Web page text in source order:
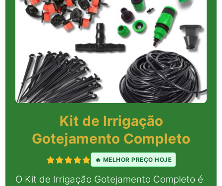
Kit de Irrigação
Gotejamento Completo
🔥 MELHOR PREÇO HOJE
O Kit de Irrigação Gotejamento Completo é